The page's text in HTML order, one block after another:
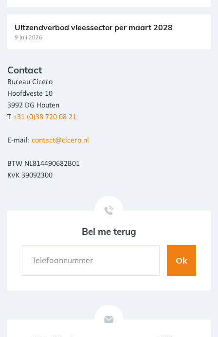
Uitzendverbod vleessector per maart 2028
9 juli 2026
Contact
Bureau Cicero
Hoofdveste 10
3992 DG Houten
T +31 (0)38 720 08 21
E-mail: contact@cicero.nl
BTW NL814490682B01
KVK 39092300
Bel me terug